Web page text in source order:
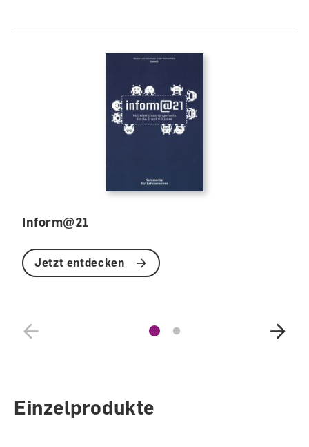
Inform@21
Jetzt entdecken
Einzelprodukte